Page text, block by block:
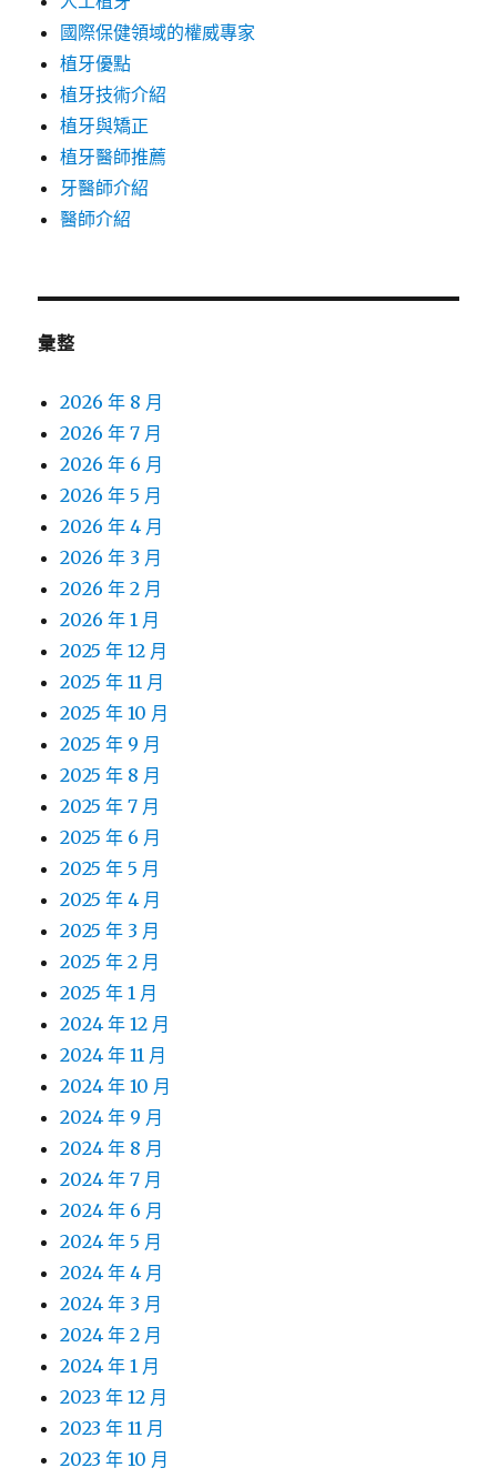
國際保健領域的權威專家
植牙優點
植牙技術介紹
植牙與矯正
植牙醫師推薦
牙醫師介紹
醫師介紹
彙整
2026 年 8 月
2026 年 7 月
2026 年 6 月
2026 年 5 月
2026 年 4 月
2026 年 3 月
2026 年 2 月
2026 年 1 月
2025 年 12 月
2025 年 11 月
2025 年 10 月
2025 年 9 月
2025 年 8 月
2025 年 7 月
2025 年 6 月
2025 年 5 月
2025 年 4 月
2025 年 3 月
2025 年 2 月
2025 年 1 月
2024 年 12 月
2024 年 11 月
2024 年 10 月
2024 年 9 月
2024 年 8 月
2024 年 7 月
2024 年 6 月
2024 年 5 月
2024 年 4 月
2024 年 3 月
2024 年 2 月
2024 年 1 月
2023 年 12 月
2023 年 11 月
2023 年 10 月